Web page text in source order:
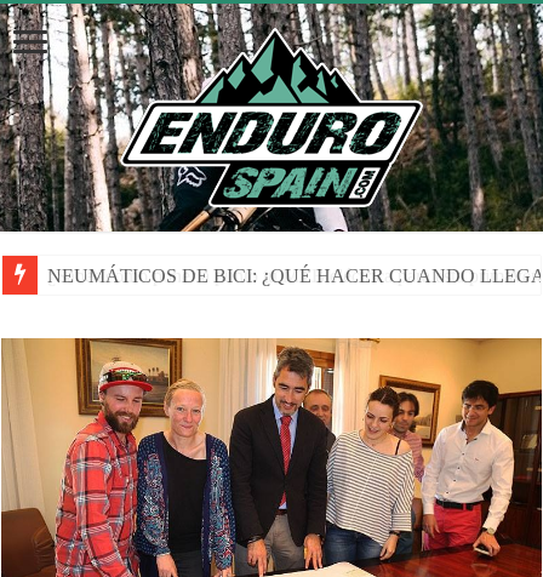
NEUMÁTICOS DE BICI: ¿QUÉ HACER CUANDO